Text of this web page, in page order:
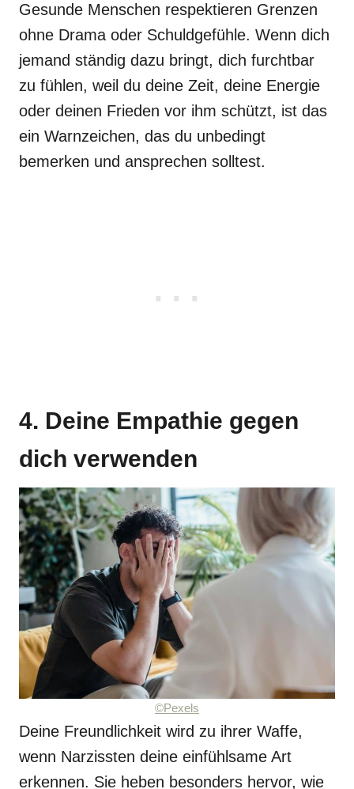
Gesunde Menschen respektieren Grenzen
ohne Drama oder Schuldgefühle. Wenn dich
jemand ständig dazu bringt, dich furchtbar
zu fühlen, weil du deine Zeit, deine Energie
oder deinen Frieden vor ihm schützt, ist das
ein Warnzeichen, das du unbedingt
bemerken und ansprechen solltest.
4. Deine Empathie gegen
dich verwenden
©Pexels
Deine Freundlichkeit wird zu ihrer Waffe,
wenn Narzissten deine einfühlsame Art
erkennen. Sie heben besonders hervor, wie